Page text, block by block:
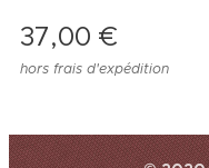
37,00 €
hors frais d'expédition